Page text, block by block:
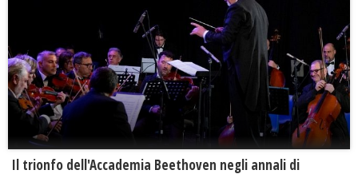
Il trionfo dell'Accademia Beethoven negli annali di